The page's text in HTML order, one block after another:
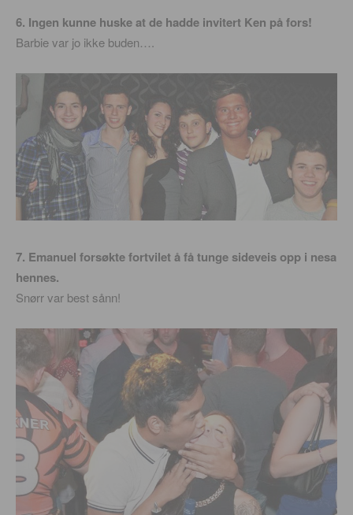
6. Ingen kunne huske at de hadde invitert Ken på fors!
Barbie var jo ikke buden….
7. Emanuel forsøkte fortvilet å få tunge sideveis opp i nesa
hennes.
Snørr var best sånn!